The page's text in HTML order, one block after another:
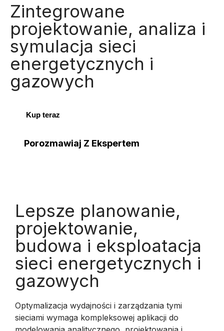
Zintegrowane
projektowanie, analiza i
symulacja sieci
energetycznych i
gazowych
Kup teraz
Porozmawiaj Z Ekspertem
Lepsze planowanie,
projektowanie,
budowa i eksploatacja
sieci energetycznych i
gazowych
Optymalizacja wydajności i zarządzania tymi
sieciami wymaga kompleksowej aplikacji do